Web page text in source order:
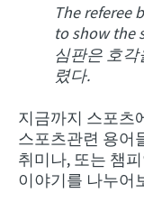
The referee
to show the
심판은 호
렸다.
지금까지 스포츠
스포츠관련 용어
취미나, 또는 챔
이야기를 나누어